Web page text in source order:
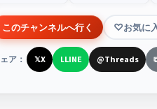
このチャンネルへ行く お気に
ア： 𝕏X LLINE @Threads